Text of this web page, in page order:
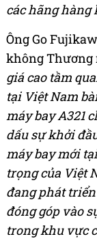
các hãng hàng
Ông Go
không Thương
giá cao tầm
tại Việt Nam
máy bay A321
dấu sự khởi
máy bay mới
trọng của Việt
đang phát triển
đóng góp vào
trong khu vực